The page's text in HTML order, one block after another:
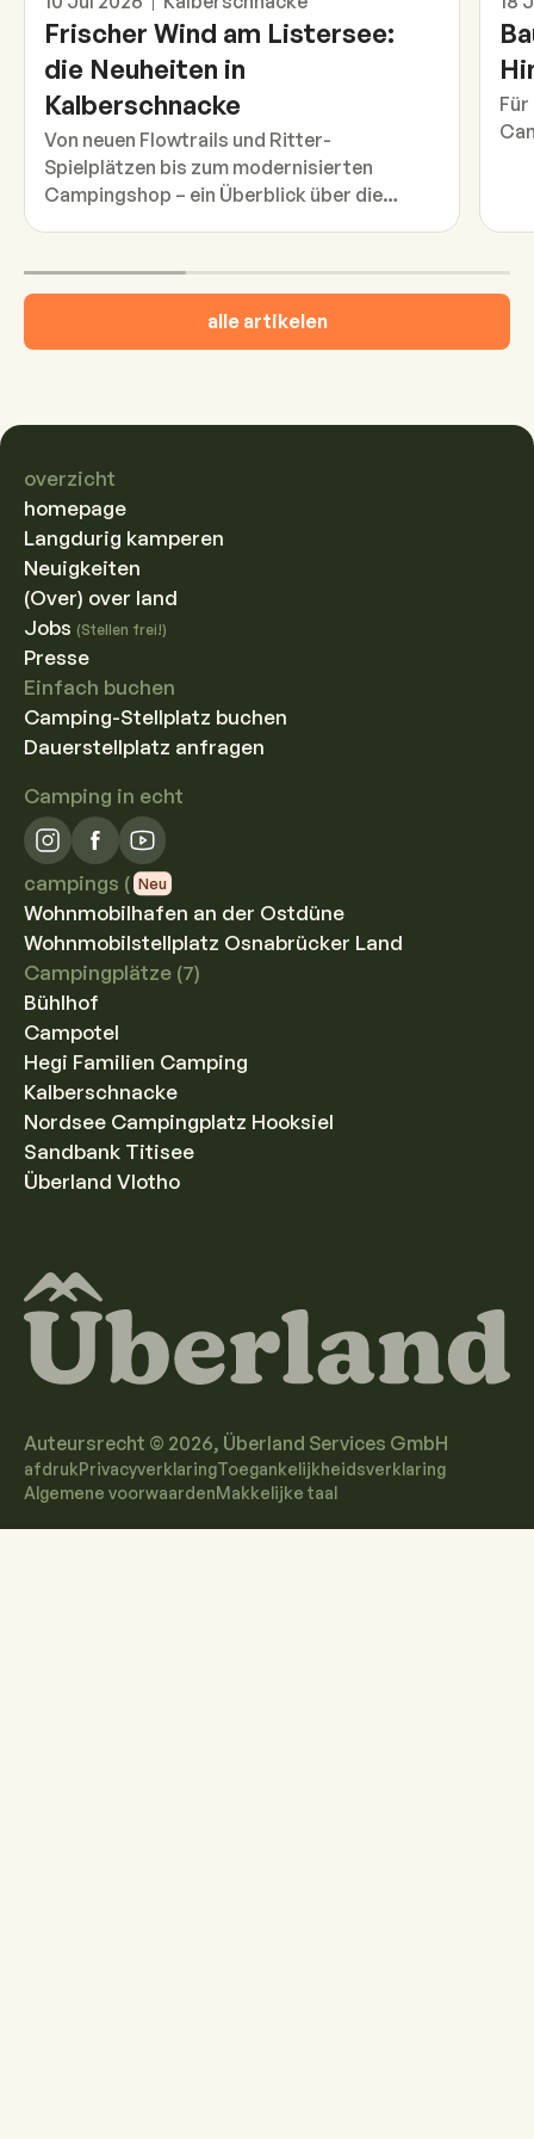
Frischer Wind am Listersee:
die Neuheiten in
Kalberschnacke
Von neuen Flowtrails und Ritter-
Spielplätzen bis zum modernisierten
Campingshop – ein Überblick über die
alle artikelen
overzicht
homepage
Langdurig kamperen
Neuigkeiten
(Over) over land
Jobs (Stellen frei!)
Presse
Einfach buchen
Camping-Stellplatz buchen
Dauerstellplatz anfragen
Camping in echt
campings ( Neu
Wohnmobilhafen an der Ostdüne
Wohnmobilstellplatz Osnabrücker Land
Campingplätze (7)
Bühlhof
Campotel
Hegi Familien Camping
Kalberschnacke
Nordsee Campingplatz Hooksiel
Sandbank Titisee
Überland Vlotho
Auteursrecht © 2026, Überland Services GmbH
afdrukPrivacyverklaringToegankelijkheidsverklaring
Algemene voorwaardenMakkelijke taal